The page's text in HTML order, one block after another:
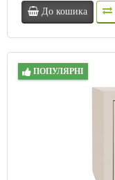
До кошика
ПОПУЛЯРНІ